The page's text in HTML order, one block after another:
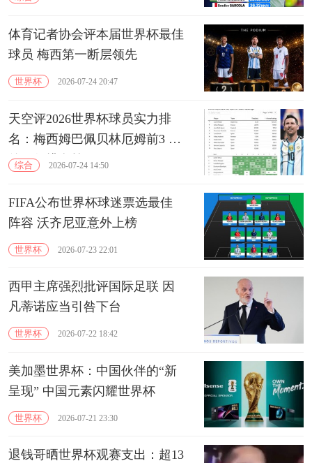
体育记者协会评本届世界杯最佳
球员 梅西第一断层领先
世界杯 2026-07-24 20:47
天空评2026世界杯球员实力排
名：梅西姆巴佩贝林厄姆前3 罗
德里仅排名第18
综合 2026-07-24 14:50
FIFA公布世界杯球迷票选最佳
阵容 沃齐尼亚意外上榜
世界杯 2026-07-23 22:01
西甲主席强烈批评国际足联 因
凡蒂诺应当引咎下台
世界杯 2026-07-22 18:42
美加墨世界杯：中国伙伴的“新
呈现” 中国元素闪耀世界杯
世界杯 2026-07-21 23:30
退钱哥晒世界杯观赛支出：超13